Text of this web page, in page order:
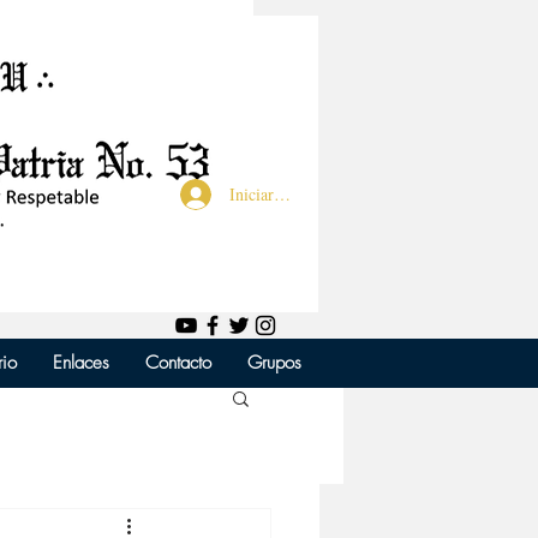
Iniciar sesión
Enlaces Contacto Grupos